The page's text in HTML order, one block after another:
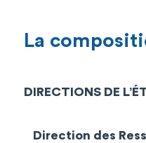
La
DIRECTIONS DE
Direction des